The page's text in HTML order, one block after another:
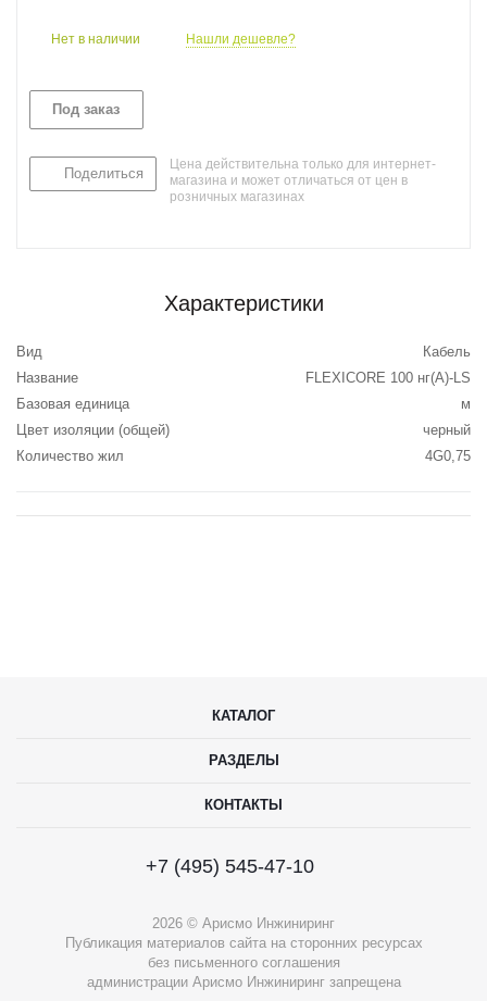
Нет в наличии Нашли дешевле?
Под заказ
Поделиться
Цена действительна только для интернет-
магазина и может отличаться от цен в
розничных магазинах
Характеристики
Вид
Кабель
Название
FLEXICORE 100 нг(А)-LS
Базовая единица
м
Цвет изоляции (общей)
черный
Количество жил
4G0,75
КАТАЛОГ
РАЗДЕЛЫ
КОНТАКТЫ
+7 (495) 545-47-10
2026 © Арисмо Инжиниринг
Публикация материалов сайта на сторонних ресурсах
без письменного соглашения
администрации Арисмо Инжиниринг запрещена